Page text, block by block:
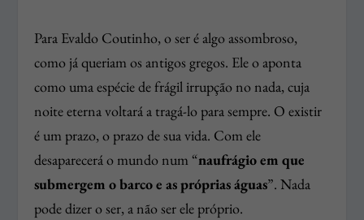
Para Evaldo Coutinho, o ser é algo assombroso,
como já queriam os antigos gregos. Ele o aponta
como uma espécie de frágil irrupção no nada, cuja
noite eterna voltará a tragá-lo para sempre. O existir
é um prazo, o prazo de sua vida. Com ele
desaparecerá o mundo num “naufrágio em que
submergem o barco e as próprias águas”. Nada
pode dizer o ser, a não ser ele próprio.